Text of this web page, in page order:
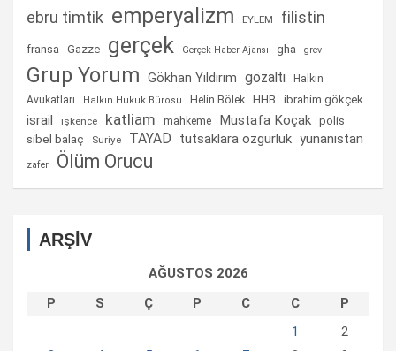
ebru timtik emperyalizm EYLEM filistin
fransa Gazze gerçek Gerçek Haber Ajansı gha grev
Grup Yorum Gökhan Yıldırım gözaltı
Halkın
Avukatları
Halkın Hukuk Bürosu Helin Bölek HHB ibrahim gökçek
israil işkence katliam mahkeme Mustafa Koçak polis
sibel balaç Suriye TAYAD tutsaklara ozgurluk yunanistan
zafer Ölüm Orucu
ARŞİV
AĞUSTOS 2026
P
S Ç P C C
P
1
2